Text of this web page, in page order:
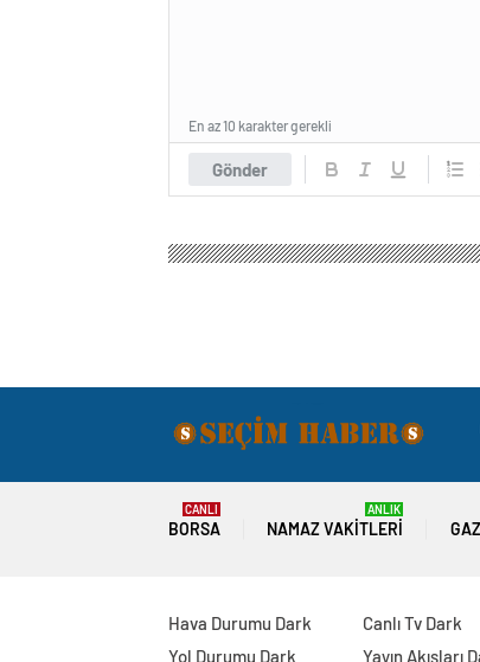
Gönder
En az 10 karakter gerekli
BORSA
CANLI
NAMAZ VAKITLERI
ANLIK
Hava Durumu Dark
Yol Durumu Dark
Canlı Tv Dark
Yayın Akışları